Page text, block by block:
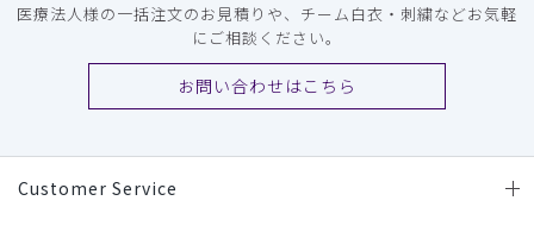
医療法人様の一括注文のお見積りや、チーム白衣・刺繍などお気軽
にご相談ください。
お問い合わせはこちら
Customer Service